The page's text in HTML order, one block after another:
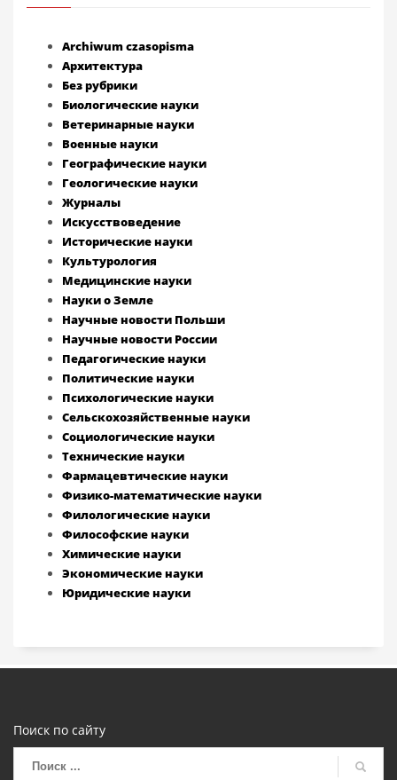
Archiwum czasopisma
Архитектура
Без рубрики
Биологические науки
Ветеринарные науки
Военные науки
Географические науки
Геологические науки
Журналы
Искусствоведение
Исторические науки
Культурология
Медицинские науки
Науки о Земле
Научные новости Польши
Научные новости России
Педагогические науки
Политические науки
Психологические науки
Сельскохозяйственные науки
Социологические науки
Технические науки
Фармацевтические науки
Физико-математические науки
Филологические науки
Философские науки
Химические науки
Экономические науки
Юридические науки
Поиск по сайту